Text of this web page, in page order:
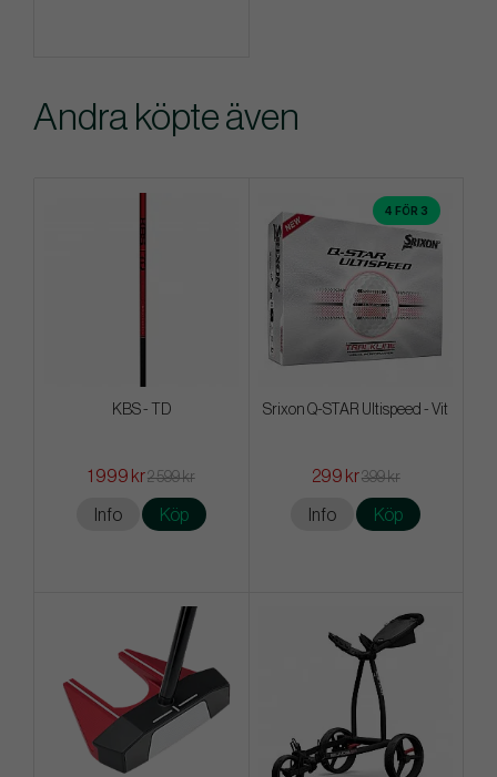
Andra köpte även
KBS - TD
1 999 kr2 599 kr
Info Köp
4 FÖR 3
Srixon Q-STAR Ultispeed - Vit
299 kr399 kr
Info Köp